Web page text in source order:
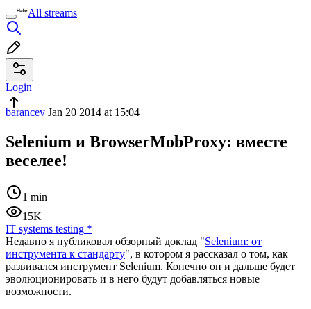
All streams
Login
barancev Jan 20 2014 at 15:04
Selenium и BrowserMobProxy: вместе
веселее!
1 min
15K
IT systems testing *
Недавно я публиковал обзорный доклад "Selenium: от
инструмента к стандарту", в котором я рассказал о том, как
развивался инструмент Selenium. Конечно он и дальше будет
эволюционировать и в него будут добавляться новые
возможности.